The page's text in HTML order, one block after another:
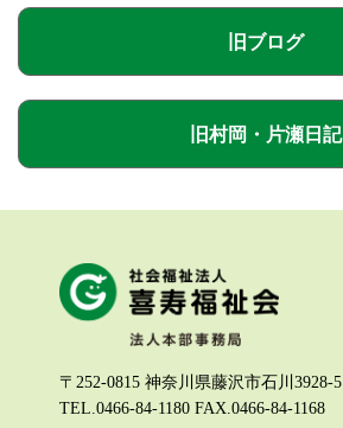
旧ブログ
旧村岡・片瀬日記
〒252-0815 神奈川県藤沢市石川3928-5
TEL.0466-84-1180 FAX.0466-84-1168